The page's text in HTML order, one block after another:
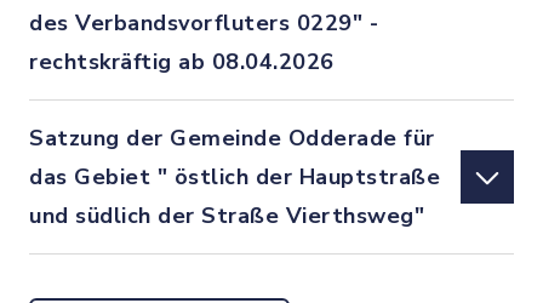
des Verbandsvorfluters 0229" -
rechtskräftig ab 08.04.2026
Satzung der Gemeinde Odderade für
das Gebiet " östlich der Hauptstraße
und südlich der Straße Vierthsweg"